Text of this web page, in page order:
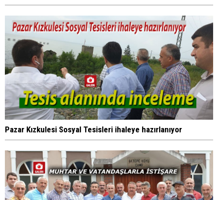
Pazar Kızkulesi Sosyal Tesisleri ihaleye hazırlanıyor